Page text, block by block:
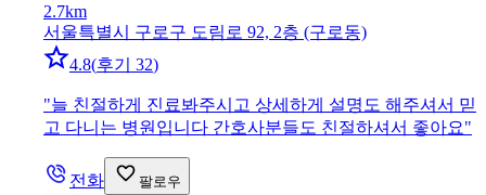
2.7km
서울특별시 구로구 도림로 92, 2층 (구로동)
4.8(후기 32)
"늘 친절하게 진료봐주시고 상세하게 설명도 해주셔서 믿
고 다니는 병원입니다 간호사분들도 친절하셔서 좋아요"
전화 팔로우